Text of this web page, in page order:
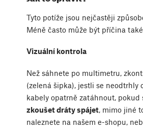
Tyto potíže jsou nejčastěji
Méně často může být příčina
Vizuální kontrola
Než sáhnete po multimetru,
(zelená šipka), jestli se neodtrhly
kabely opatrně zatáhnout,
zkoušet dráty spájet, mimo jiné
naleznete na našem e-shopu,